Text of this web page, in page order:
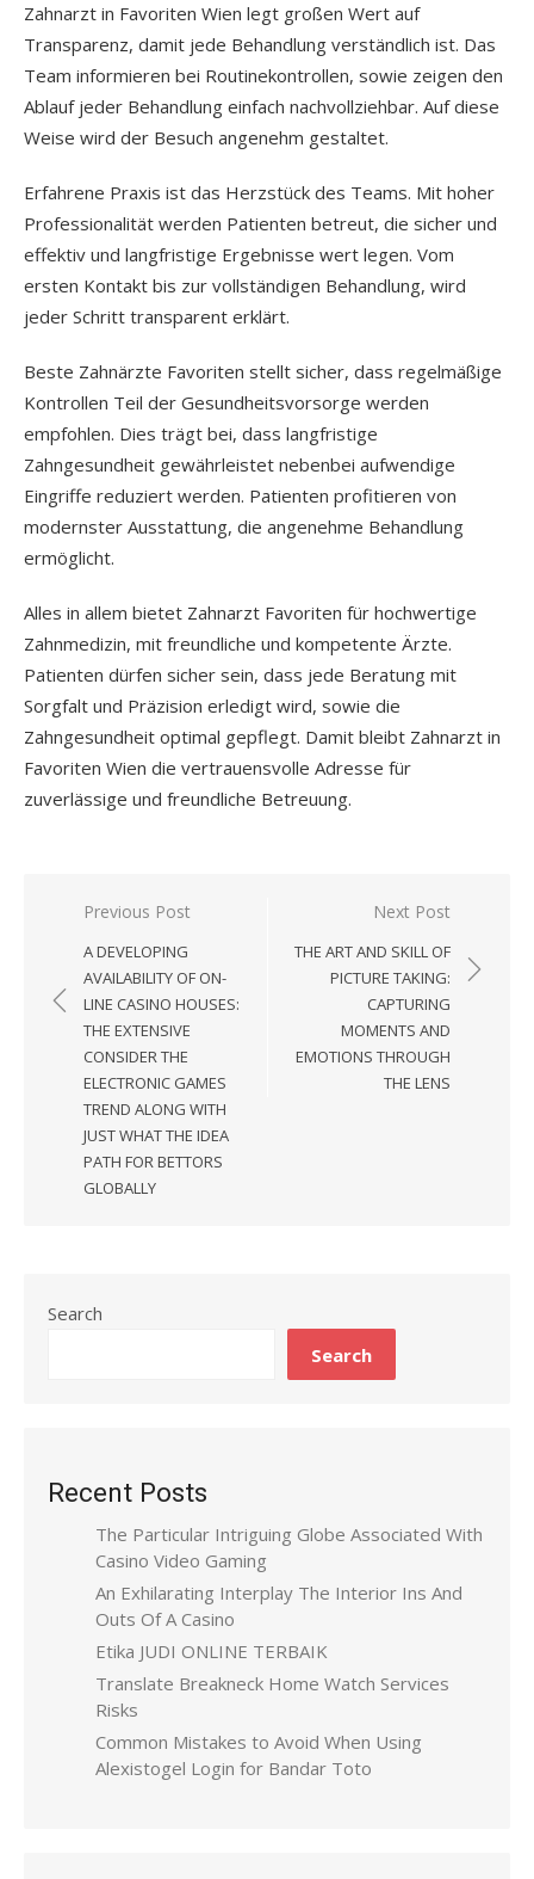
Zahnarzt in Favoriten Wien legt großen Wert auf
Transparenz, damit jede Behandlung verständlich ist. Das
Team informieren bei Routinekontrollen, sowie zeigen den
Ablauf jeder Behandlung einfach nachvollziehbar. Auf diese
Weise wird der Besuch angenehm gestaltet.
Erfahrene Praxis ist das Herzstück des Teams. Mit hoher
Professionalität werden Patienten betreut, die sicher und
effektiv und langfristige Ergebnisse wert legen. Vom
ersten Kontakt bis zur vollständigen Behandlung, wird
jeder Schritt transparent erklärt.
Beste Zahnärzte Favoriten stellt sicher, dass regelmäßige
Kontrollen Teil der Gesundheitsvorsorge werden
empfohlen. Dies trägt bei, dass langfristige
Zahngesundheit gewährleistet nebenbei aufwendige
Eingriffe reduziert werden. Patienten profitieren von
modernster Ausstattung, die angenehme Behandlung
ermöglicht.
Alles in allem bietet Zahnarzt Favoriten für hochwertige
Zahnmedizin, mit freundliche und kompetente Ärzte.
Patienten dürfen sicher sein, dass jede Beratung mit
Sorgfalt und Präzision erledigt wird, sowie die
Zahngesundheit optimal gepflegt. Damit bleibt Zahnarzt in
Favoriten Wien die vertrauensvolle Adresse für
zuverlässige und freundliche Betreuung.
navigation
Previous Post
A DEVELOPING
AVAILABILITY OF ON-
LINE CASINO HOUSES:
THE EXTENSIVE
CONSIDER THE
ELECTRONIC GAMES
TREND ALONG WITH
JUST WHAT THE IDEA
PATH FOR BETTORS
GLOBALLY
Next Post
THE ART AND SKILL OF
PICTURE TAKING:
CAPTURING
MOMENTS AND
EMOTIONS THROUGH
THE LENS
Search
Search
Recent Posts
The Particular Intriguing Globe Associated With
Casino Video Gaming
An Exhilarating Interplay The Interior Ins And
Outs Of A Casino
Etika JUDI ONLINE TERBAIK
Translate Breakneck Home Watch Services
Risks
Common Mistakes to Avoid When Using
Alexistogel Login for Bandar Toto